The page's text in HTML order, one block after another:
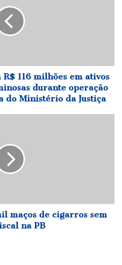
116 milhões em ativos
durante operação
do Ministério da Justiça
maços de cigarros sem
na PB